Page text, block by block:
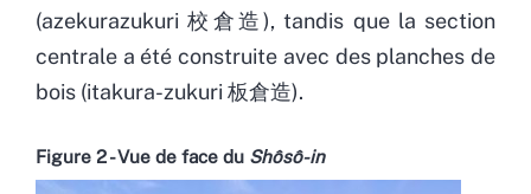
(azekurazukuri 校倉造), tandis que la section
centrale a été construite avec des planches de
bois (itakura-zukuri 板倉造).
Figure 2 - Vue de face du Shôsô-in